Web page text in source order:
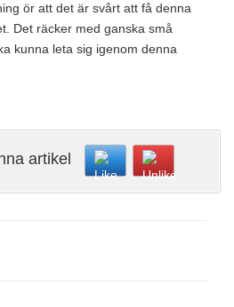
ör att det är svårt att få denna
Det räcker med ganska små
kunna leta sig igenom denna
artikel